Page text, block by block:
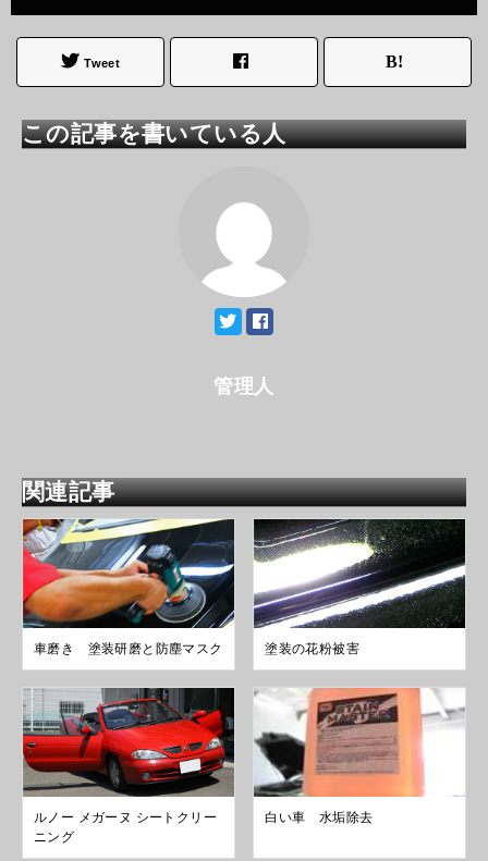
Tweet
この記事を書いている人
管理人
関連記事
車磨き 塗装研磨と防塵マスク 塗装の花粉被害
ルノー メガーヌ シートクリー
ニング
白い車 水垢除去